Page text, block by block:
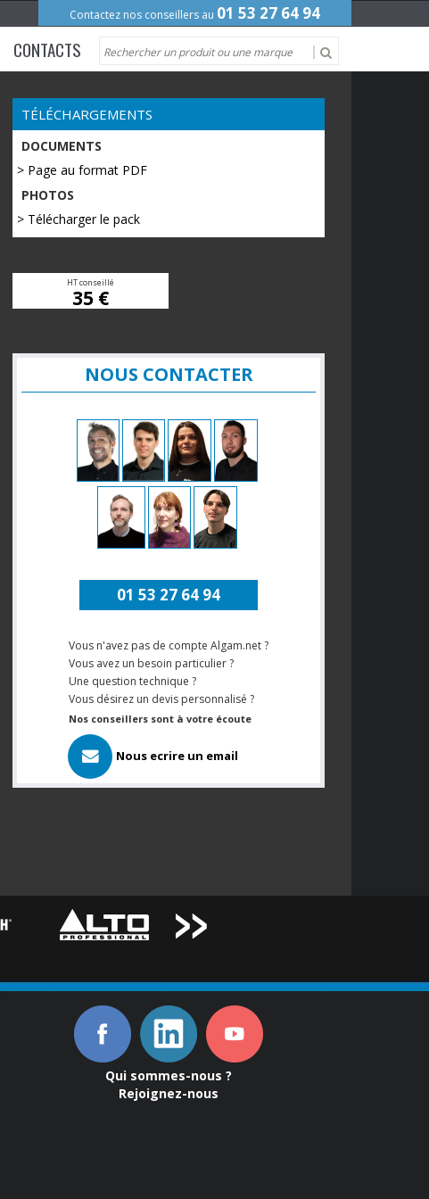
Contactez nos conseillers au 01 53 27 64 94
CONTACTS
TÉLÉCHARGEMENTS
DOCUMENTS
> Page au format PDF
PHOTOS
> Télécharger le pack
HT conseillé
35 €
NOUS CONTACTER
01 53 27 64 94
Vous n'avez pas de compte Algam.net ?
Vous avez un besoin particulier ?
Une question technique ?
Vous désirez un devis personnalisé ?
Nos conseillers sont à votre écoute
Nous ecrire un email
Qui sommes-nous ?
Rejoignez-nous